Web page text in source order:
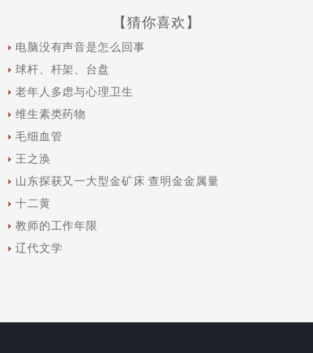
【猜你喜欢】
电脑没有声音是怎么回事
球杆、杆架、台盘
老年人多虑与心理卫生
维生素类药物
毛细血管
王之涣
山东探获又一大型金矿床 查明金金属量
十二黄
教师的工作年限
辽代文学